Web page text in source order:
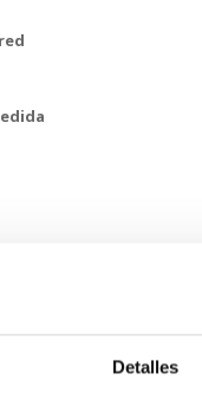
Detalles
60 mmTotal. estado 1 76 mm